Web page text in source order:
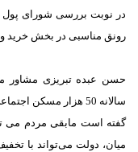
در نوبت بررسی شورای پول
رونق مناسبی در بخش خرید
حسن عبده تبریزی مشاور
گفته است مابقی مردم می
میان، دولت می‌تواند با